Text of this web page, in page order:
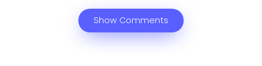
Show Comments